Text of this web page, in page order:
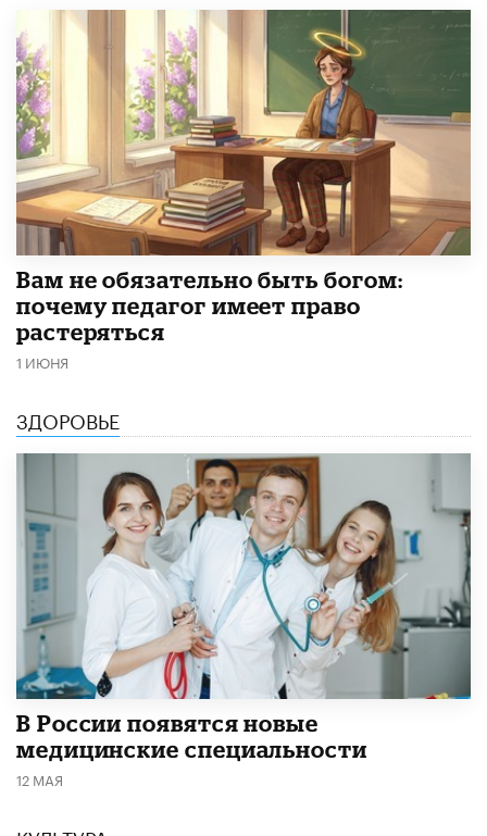
​Вам не обязательно быть богом:
почему педагог имеет право
растеряться
1 ИЮНЯ
ЗДОРОВЬЕ
В России появятся новые
медицинские специальности
12 МАЯ